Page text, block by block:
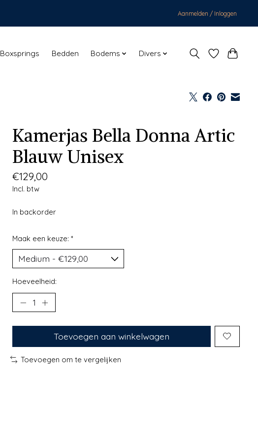
Aanmelden / Inloggen
Boxsprings Bedden Bodems Divers
Kamerjas Bella Donna Artic
Blauw Unisex
€129,00
Incl. btw
In backorder
Maak een keuze:*
Hoeveelheid:
Toevoegen aan winkelwagen
Toevoegen om te vergelijken